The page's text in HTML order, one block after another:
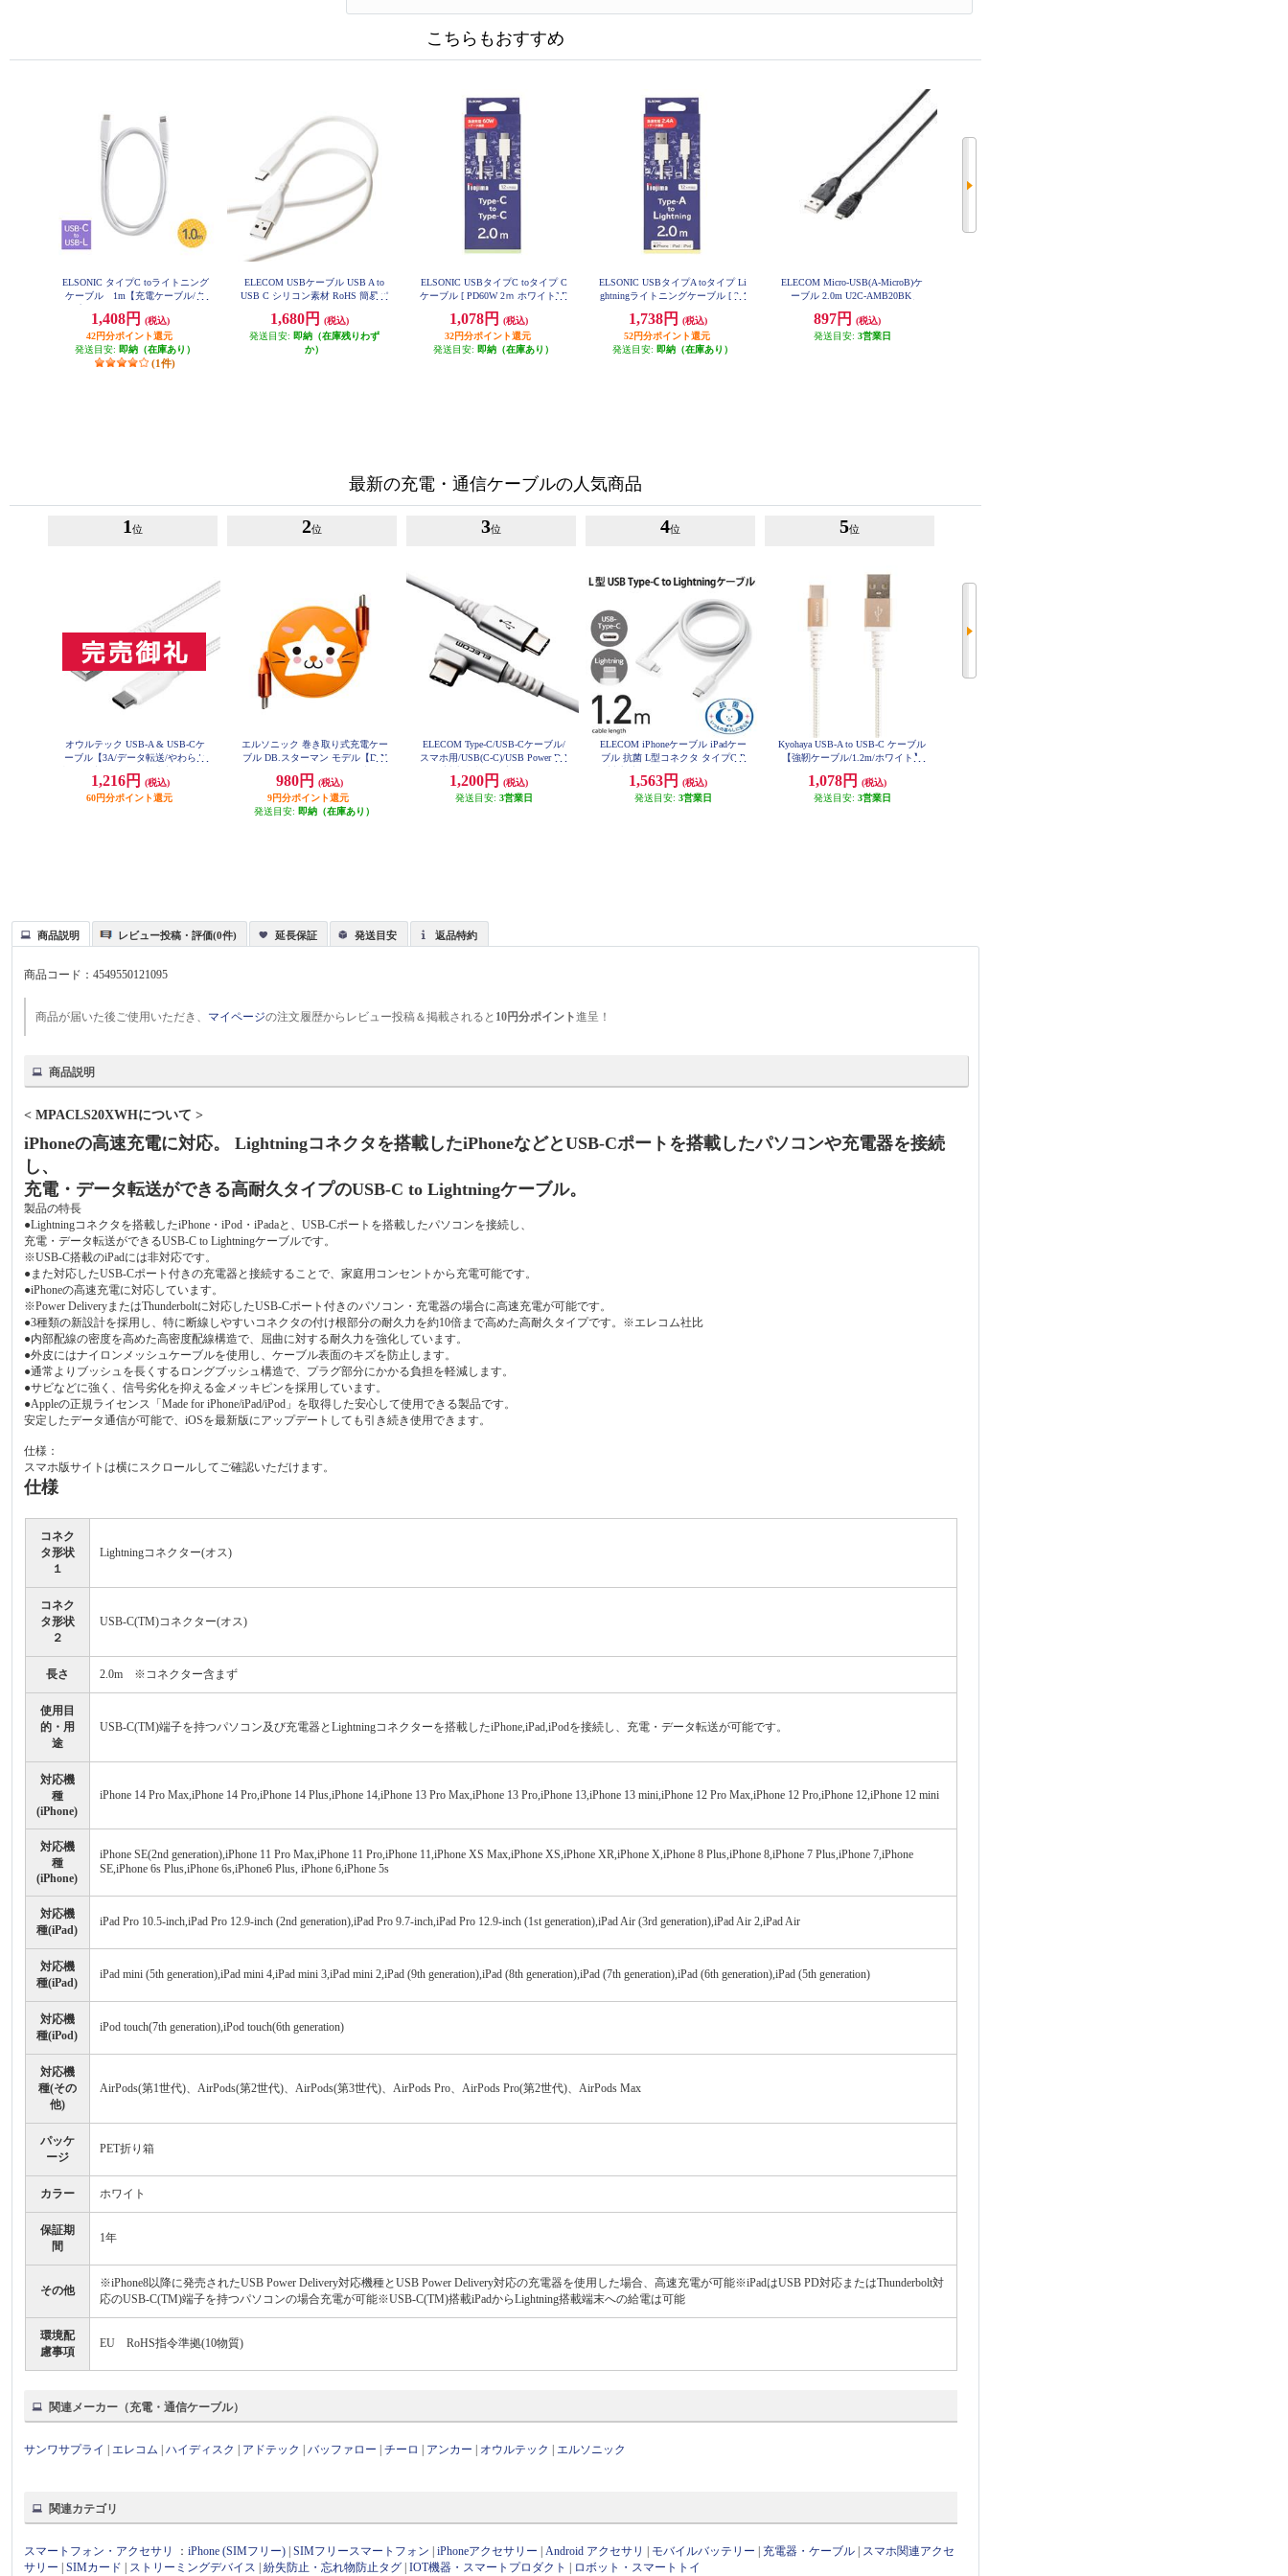
こちらもおすすめ
ELSONIC タイプC toライトニング
ケーブル 1m【充電ケーブル/タ
ル/lightning/1m】 EC-CLC10
1,408円
(税込)
42円分ポイント還元
発送目安: 即納（在庫あり）
(1件)
ELECOM USBケーブル USB A to
USB C シリコン素材 RoHS 簡易パ
H
1,680円
(税込)
発送目安: 即納（在庫残りわず
か）
ELSONIC USBタイプC toタイプ C
ケーブル [ PD60W 2ｍ ホワイト] E
1,078円
(税込)
32円分ポイント還元
発送目安: 即納（在庫あり）
ELSONIC USBタイプA toタイプ Li
ghtningライトニングケーブル [ 2.4
1,738円
(税込)
52円分ポイント還元
発送目安: 即納（在庫あり）
ELECOM Micro-USB(A-MicroB)ケ
ーブル 2.0m U2C-AMB20BK
897円
(税込)
発送目安: 3営業日
最新の充電・通信ケーブルの人気商品
1 位
オウルテック USB-A & USB-Cケ
ーブル【3A/データ転送/やわらか
ワイト】 OWL-CBA4CA10-WH
1,216円
(税込)
60円分ポイント還元
2位
エルソニック 巻き取り式充電ケー
ブル DB.スターマン モデル【DeN
0W/携帯、PC充電、iPad】 EC-MC
C10S
980円
(税込)
9円分ポイント還元
発送目安: 即納（在庫あり）
3位
ELECOM Type-C/USB-Cケーブル/
スマホ用/USB(C-C)/USB Power Del
菌・抗ウイルス/2.0m/ホワイト MP
A-CCL20NWH
1,200円
(税込)
発送目安: 3営業日
4位
ELECOM iPhoneケーブル iPadケー
ブル 抗菌 L型コネクタ タイプC P
イト MPA-CLL12WH
1,563円
(税込)
発送目安: 3営業日
5位
Kyohaya USB-A to USB-C ケーブル
【強靭ケーブル/1.2m/ホワイト】
1,078円
(税込)
発送目安: 3営業日
商品説明 レビュー投稿・評価(0件) 延長保証 発送目安 返品特約
商品コード：4549550121095
商品が届いた後ご使用いただき、 マイページの注文履歴からレビュー投稿＆掲載されると 10円分ポイント進呈！
商品説明
< MPACLS20XWHについて >
iPhoneの高速充電に対応。 Lightningコネクタを搭載したiPhoneなどとUSB-Cポートを搭載したパソコンや充電器を接続
し、
充電・データ転送ができる高耐久タイプのUSB-C to Lightningケーブル。
製品の特長
●Lightningコネクタを搭載したiPhone・iPod・iPadaと、USB-Cポートを搭載したパソコンを接続し、
充電・データ転送ができるUSB-C to Lightningケーブルです。
※USB-C搭載のiPadには非対応です。
●また対応したUSB-Cポート付きの充電器と接続することで、家庭用コンセントから充電可能です。
●iPhoneの高速充電に対応しています。
※Power DeliveryまたはThunderboltに対応したUSB-Cポート付きのパソコン・充電器の場合に高速充電が可能です。
●3種類の新設計を採用し、特に断線しやすいコネクタの付け根部分の耐久力を約10倍まで高めた高耐久タイプです。※エレコム社比
●内部配線の密度を高めた高密度配線構造で、屈曲に対する耐久力を強化しています。
●外皮にはナイロンメッシュケーブルを使用し、ケーブル表面のキズを防止します。
●通常よりブッシュを長くするロングブッシュ構造で、プラグ部分にかかる負担を軽減します。
●サビなどに強く、信号劣化を抑える金メッキピンを採用しています。
●Appleの正規ライセンス「Made for iPhone/iPad/iPod」を取得した安心して使用できる製品です。
安定したデータ通信が可能で、iOSを最新版にアップデートしても引き続き使用できます。
仕様：
スマホ版サイトは横にスクロールしてご確認いただけます。
仕様
コネク
タ形状
１
Lightningコネクター(オス)
コネク
タ形状
２
USB-C(TM)コネクター(オス)
長さ 2.0m ※コネクター含まず
使用目
的・用
途
USB-C(TM)端子を持つパソコン及び充電器とLightningコネクターを搭載したiPhone,iPad,iPodを接続し、充電・データ転送が可能です。
対応機
種
(iPhone)
iPhone 14 Pro Max,iPhone 14 Pro,iPhone 14 Plus,iPhone 14,iPhone 13 Pro Max,iPhone 13 Pro,iPhone 13,iPhone 13 mini,iPhone 12 Pro Max,iPhone 12 Pro,iPhone 12,iPhone 12 mini
対応機
種
(iPhone)
iPhone SE(2nd generation),iPhone 11 Pro Max,iPhone 11 Pro,iPhone 11,iPhone XS Max,iPhone XS,iPhone XR,iPhone X,iPhone 8 Plus,iPhone 8,iPhone 7 Plus,iPhone 7,iPhone
SE,iPhone 6s Plus,iPhone 6s,iPhone6 Plus, iPhone 6,iPhone 5s
対応機
種(iPad)
iPad Pro 10.5-inch,iPad Pro 12.9-inch (2nd generation),iPad Pro 9.7-inch,iPad Pro 12.9-inch (1st generation),iPad Air (3rd generation),iPad Air 2,iPad Air
対応機
種(iPad)
iPad mini (5th generation),iPad mini 4,iPad mini 3,iPad mini 2,iPad (9th generation),iPad (8th generation),iPad (7th generation),iPad (6th generation),iPad (5th generation)
対応機
種(iPod)
iPod touch(7th generation),iPod touch(6th generation)
対応機
種(その
他)
AirPods(第1世代)、AirPods(第2世代)、AirPods(第3世代)、AirPods Pro、AirPods Pro(第2世代)、AirPods Max
パッケ
ージ
PET折り箱
カラー ホワイト
保証期
間
1年
その他
※iPhone8以降に発売されたUSB Power Delivery対応機種とUSB Power Delivery対応の充電器を使用した場合、高速充電が可能※iPadはUSB PD対応またはThunderbolt対
応のUSB-C(TM)端子を持つパソコンの場合充電が可能※USB-C(TM)搭載iPadからLightning搭載端末への給電は可能
環境配
慮事項
EU RoHS指令準拠(10物質)
関連メーカー（充電・通信ケーブル）
サンワサプライ エレコム |ハイディスク アドテック |バッファロー |チーロ アンカー オウルテック エルソニック
関連カテゴリ
スマートフォン・アクセサリ ：iPhone (SIMフリー) |SIMフリースマートフォン |iPhoneアクセサリー |Android アクセサリ モバイルバッテリー 充電器・ケーブル
スマホ関連アクセ
サリー |SIMカード ストリーミングデバイス |紛失防止・忘れ物防止タグ |IOT機器・スマートプロダクト ロボット・スマートトイ